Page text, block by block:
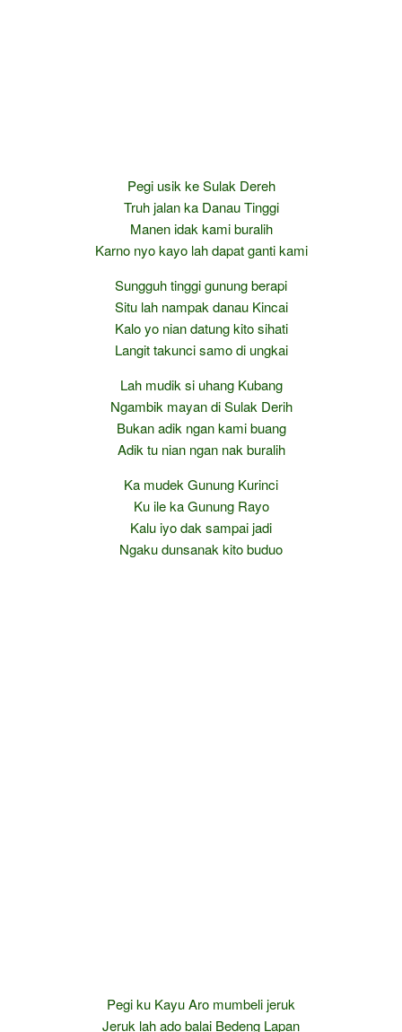
Pegi usik ke Sulak Dereh
Truh jalan ka Danau Tinggi
Manen idak kami buralih
Karno nyo kayo lah dapat ganti kami
Sungguh tinggi gunung berapi
Situ lah nampak danau Kincai
Kalo yo nian datung kito sihati
Langit takunci samo di ungkai
Lah mudik si uhang Kubang
Ngambik mayan di Sulak Derih
Bukan adik ngan kami buang
Adik tu nian ngan nak buralih
Ka mudek Gunung Kurinci
Ku ile ka Gunung Rayo
Kalu iyo dak sampai jadi
Ngaku dunsanak kito buduo
Pegi ku Kayu Aro mumbeli jeruk
Jeruk lah ado balai Bedeng Lapan